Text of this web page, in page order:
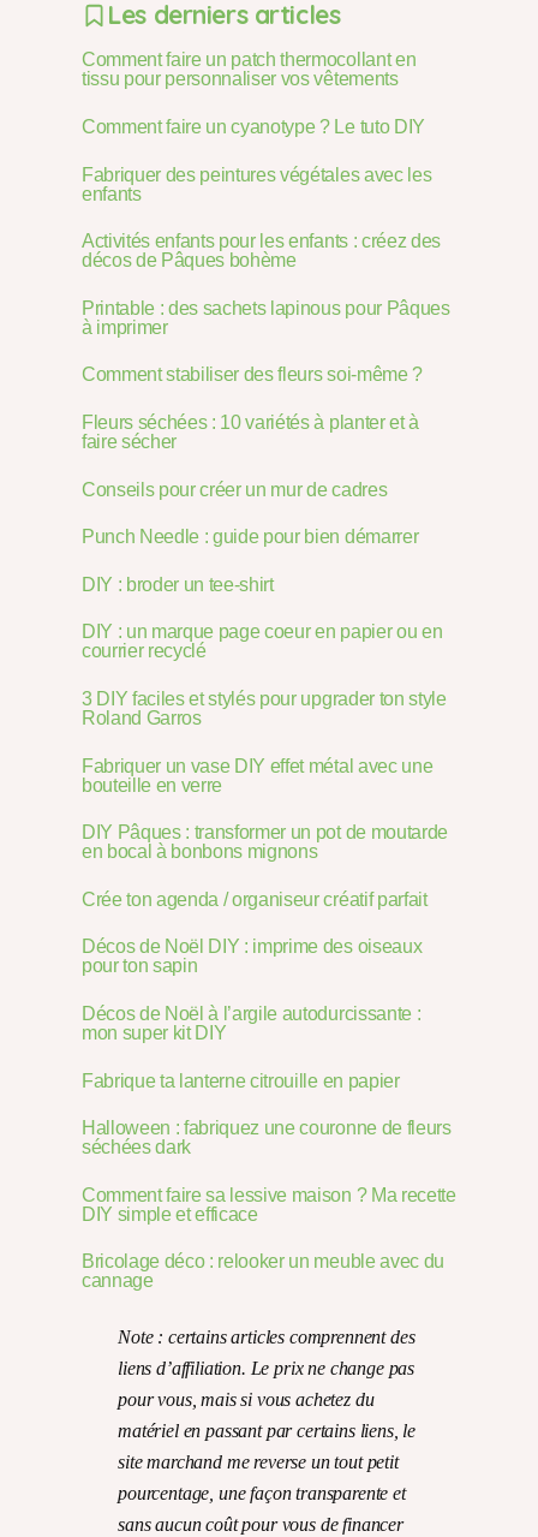
Les derniers articles
Comment faire un patch thermocollant en
tissu pour personnaliser vos vêtements
Comment faire un cyanotype ? Le tuto DIY
Fabriquer des peintures végétales avec les
enfants
Activités enfants pour les enfants : créez des
décos de Pâques bohème
Printable : des sachets lapinous pour Pâques
à imprimer
Comment stabiliser des fleurs soi-même ?
Fleurs séchées : 10 variétés à planter et à
faire sécher
Conseils pour créer un mur de cadres
Punch Needle : guide pour bien démarrer
DIY : broder un tee-shirt
DIY : un marque page coeur en papier ou en
courrier recyclé
3 DIY faciles et stylés pour upgrader ton style
Roland Garros
Fabriquer un vase DIY effet métal avec une
bouteille en verre
DIY Pâques : transformer un pot de moutarde
en bocal à bonbons mignons
Crée ton agenda / organiseur créatif parfait
Décos de Noël DIY : imprime des oiseaux
pour ton sapin
Décos de Noël à l’argile autodurcissante :
mon super kit DIY
Fabrique ta lanterne citrouille en papier
Halloween : fabriquez une couronne de fleurs
séchées dark
Comment faire sa lessive maison ? Ma recette
DIY simple et efficace
Bricolage déco : relooker un meuble avec du
cannage
Note : certains articles comprennent des
liens d’affiliation. Le prix ne change pas
pour vous, mais si vous achetez du
matériel en passant par certains liens, le
site marchand me reverse un tout petit
pourcentage, une façon transparente et
sans aucun coût pour vous de financer